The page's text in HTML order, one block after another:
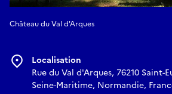
🎟 Entrée gratuite
Château du Val d'Arques
Localisation
Rue du Val d'Arques, 76210 Saint-
Seine-Maritime, Normandie,